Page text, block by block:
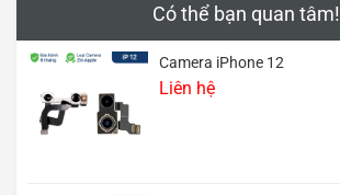
Có thể bạn quan tâm!
Camera iPhone 12
Liên hệ